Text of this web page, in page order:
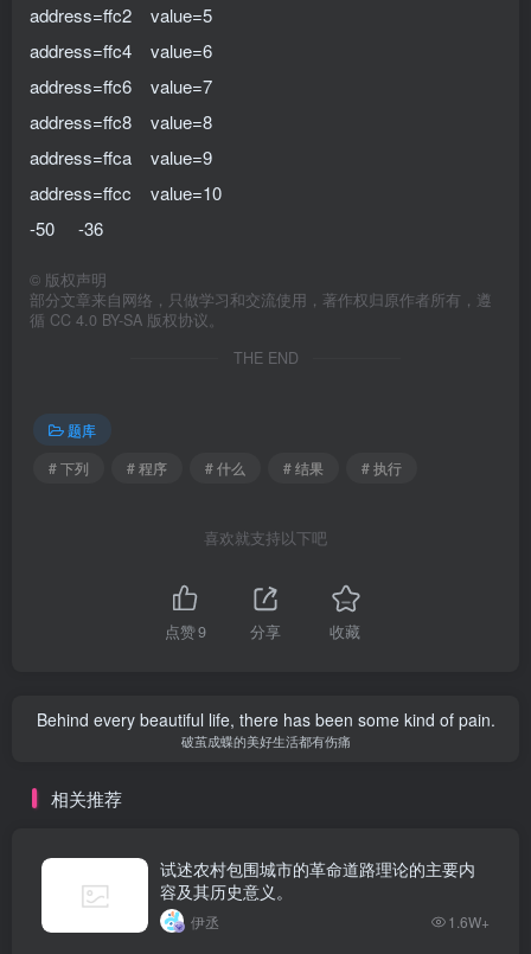
address=ffc2 value=5
address=ffc4 value=6
address=ffc6 value=7
address=ffc8 value=8
address=ffca value=9
address=ffcc value=10
-50 -36
© 版权声明
部分文章来自网络，只做学习和交流使用，著作权归原作者所有，遵
循 CC 4.0 BY-SA 版权协议。
THE END
题库
# 下列
# 程序 # 什么 # 结果 # 执行
喜欢就支持以下吧
点赞9 分享 收藏
Behind every beautiful life, there has been some kind of pain.
破茧成蝶的美好生活都有伤痛
相关推荐
试述农村包围城市的革命道路理论的主要内
容及其历史意义。
伊丞 1.6W+